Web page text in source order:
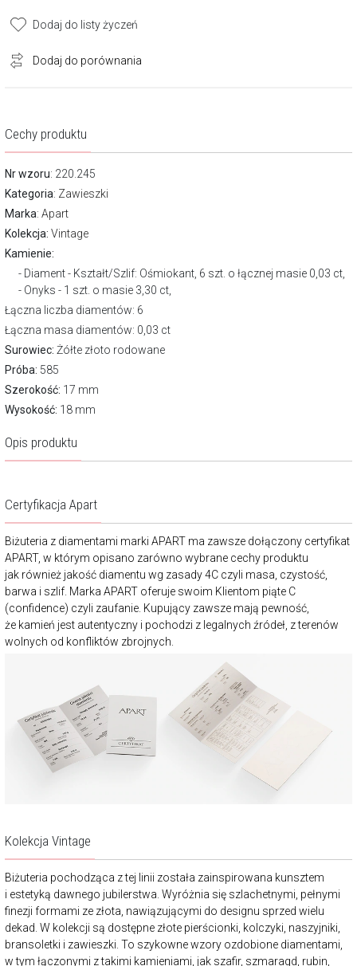
Dodaj do listy życzeń
Dodaj do porównania
Cechy produktu
Nr wzoru: 220.245
Kategoria: Zawieszki
Marka: Apart
Kolekcja: Vintage
Kamienie:
Diament - Kształt/Szlif: Ośmiokant, 6 szt. o łącznej masie 0,03 ct,
Onyks - 1 szt. o masie 3,30 ct,
Łączna liczba diamentów: 6
Łączna masa diamentów: 0,03 ct
Surowiec: Żółte złoto rodowane
Próba: 585
Szerokość: 17 mm
Wysokość: 18 mm
Opis produktu
Certyfikacja Apart
Biżuteria z diamentami marki APART ma zawsze dołączony certyfikat
APART, w którym opisano zarówno wybrane cechy produktu
jak również jakość diamentu wg zasady 4C czyli masa, czystość,
barwa i szlif. Marka APART oferuje swoim Klientom piąte C
(confidence) czyli zaufanie. Kupujący zawsze mają pewność,
że kamień jest autentyczny i pochodzi z legalnych źródeł, z terenów
wolnych od konfliktów zbrojnych.
Kolekcja Vintage
Biżuteria pochodząca z tej linii została zainspirowana kunsztem
i estetyką dawnego jubilerstwa. Wyróżnia się szlachetnymi, pełnymi
finezji formami ze złota, nawiązującymi do designu sprzed wielu
dekad. W kolekcji są dostępne złote pierścionki, kolczyki, naszyjniki,
bransoletki i zawieszki. To szykowne wzory ozdobione diamentami,
w tym łączonymi z takimi kamieniami, jak szafir, szmaragd, rubin,